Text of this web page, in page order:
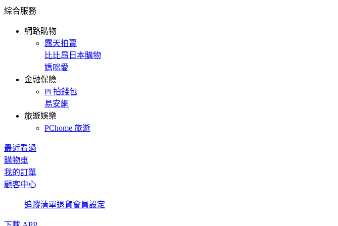
綜合服務
網路購物
露天拍賣
比比昂日本購物
媽咪愛
金融保險
Pi 拍錢包
易安網
旅遊娛樂
PChome 旅遊
最近看過
購物車
我的訂單
顧客中心
追蹤清單退貨會員設定